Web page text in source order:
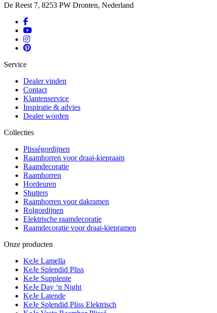
De Reest 7, 8253 PW Dronten, Nederland
Service
Dealer vinden
Contact
Klantenservice
Inspiratie & advies
Dealer worden
Collecties
Plisségordijnen
Raamhorren voor draai-kiepraam
Raamdecoratie
Raamhorren
Hordeuren
Shutters
Raamhorren voor dakramen
Rolgordijnen
Elektrische raamdecoratie
Raamdecoratie voor draai-kiepramen
Onze producten
KeJe Lamella
KeJe Splendid Pliss
KeJe Supplente
KeJe Day ‘n Night
KeJe Latende
KeJe Splendid Pliss Elektrisch